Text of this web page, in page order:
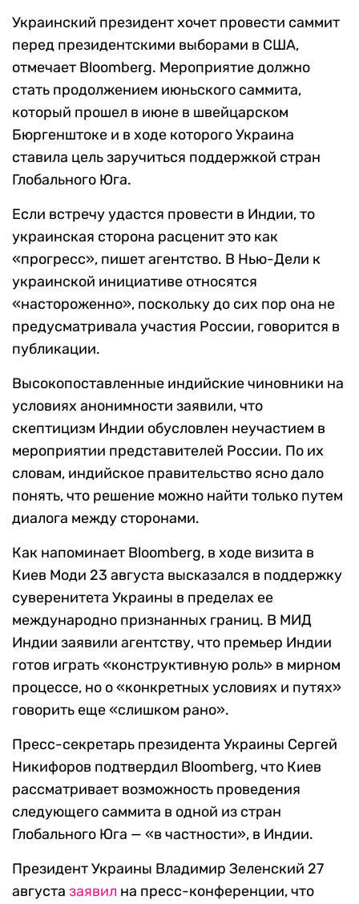
Украинский президент хочет провести саммит
перед президентскими выборами в США,
отмечает Bloomberg. Мероприятие должно
стать продолжением июньского саммита,
который прошел в июне в швейцарском
Бюргенштоке и в ходе которого Украина
ставила цель заручиться поддержкой стран
Глобального Юга.
Если встречу удастся провести в Индии, то
украинская сторона расценит это как
«прогресс», пишет агентство. В Нью-Дели к
украинской инициативе относятся
«настороженно», поскольку до сих пор она не
предусматривала участия России, говорится в
публикации.
Высокопоставленные индийские чиновники на
условиях анонимности заявили, что
скептицизм Индии обусловлен неучастием в
мероприятии представителей России. По их
словам, индийское правительство ясно дало
понять, что решение можно найти только путем
диалога между сторонами.
Как напоминает Bloomberg, в ходе визита в
Киев Моди 23 августа высказался в поддержку
суверенитета Украины в пределах ее
международно признанных границ. В МИД
Индии заявили агентству, что премьер Индии
готов играть «конструктивную роль» в мирном
процессе, но о «конкретных условиях и путях»
говорить еще «слишком рано».
Пресс-секретарь президента Украины Сергей
Никифоров подтвердил Bloomberg, что Киев
рассматривает возможность проведения
следующего саммита в одной из стран
Глобального Юга — «в частности», в Индии.
Президент Украины Владимир Зеленский 27
августа заявил на пресс-конференции, что